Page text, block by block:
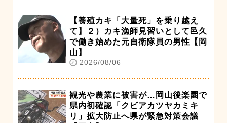
【養殖カキ「大量死」を乗り越え
て】２）カキ漁師見習いとして邑久
で働き始めた元自衛隊員の男性【岡
山】
2026/08/06
観光や農業に被害が…岡山後楽園で
県内初確認「クビアカツヤカミキ
リ」拡大防止へ県が緊急対策会議